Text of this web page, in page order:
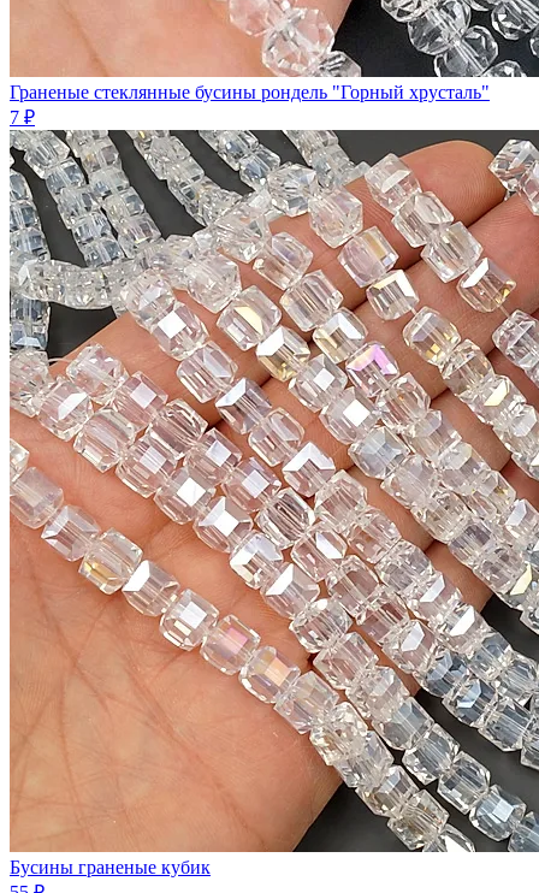
Граненые стеклянные бусины рондель "Горный хрусталь"
7 ₽
Бусины граненые кубик